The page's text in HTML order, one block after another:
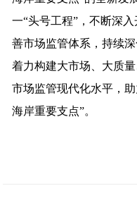
一“头号工程”，不断深
善市场监管体系，持续
着力构建大市场、大质
市场监管现代化水平，
海岸重要支点”。